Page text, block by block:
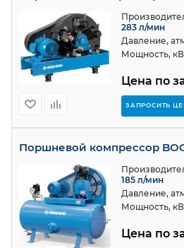
Цена по
ЗАПРОСИТЬ
283 л/мин
Давление,
Мощность,
Поршневой компрессор
Цена по
185 л/мин
Давление,
Мощность,